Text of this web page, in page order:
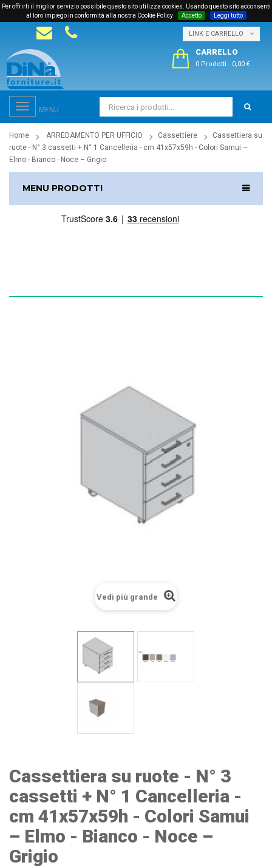
Per offrirti il miglior servizio possibile questo sito utilizza cookies. Usando questo sito acconsenti
al loro impiego in conformità alla nostra Cookie Policy
Accetto Leggi tutto
LINK E CARRELLO
CARRELLO
0 Prodotti - 0,00 €
Toggle
navigation
MENU
Home ARREDAMENTO PER UFFICIO Cassettiere
Cassettiera su
ruote - N° 3 cassetti + N° 1 Cancelleria - cm 41x57x59h - Colori Samui –
Elmo - Bianco - Noce – Grigio
MENU PRODOTTI
Vedi più grande
Cassettiera su ruote - N° 3
cassetti + N° 1 Cancelleria -
cm 41x57x59h - Colori Samui
– Elmo - Bianco - Noce –
Grigio